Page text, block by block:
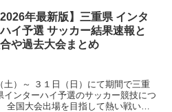
2026年最新版】三重県 インタ
イ予選 サッカー結果速報と
や過去大会まとめ
）～ ３１日（日）にて期間で三重
ンターハイ予選のサッカー競技につ
全国大会出場を目指して熱い戦いが